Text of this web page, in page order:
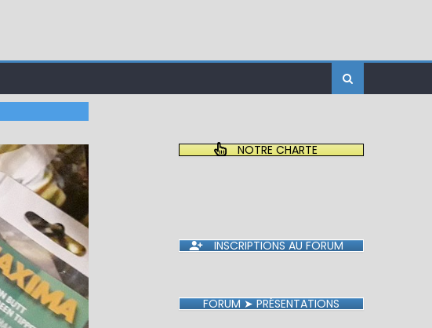
NOTRE CHARTE
INSCRIPTIONS AU FORUM
FORUM ➤ PRÉSENTATIONS